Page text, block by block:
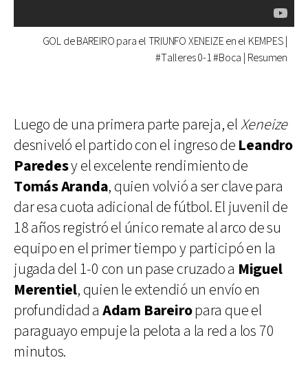
GOL de BAREIRO para el TRIUNFO XENEIZE en el KEMPES |
#Talleres 0-1 #Boca | Resumen
Luego de una primera parte pareja, elXeneize
desniveló el partido con el ingreso de Leandro
Paredesy el excelente rendimiento de
Tomás Aranda, quien volvió a ser clave para
dar esa cuota adicional de fútbol. El juvenil de
18 años registró el único remate al arco de su
equipo en el primer tiempo y participó en la
jugada del 1-0 con un pase cruzado a Miguel
Merentiel, quien le extendió un envío en
profundidad a Adam Bareiropara que el
paraguayo empuje la pelota a la red a los 70
minutos.